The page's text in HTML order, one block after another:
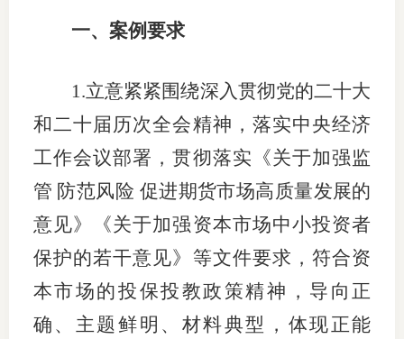
培训学
上市品
研究与
一、案例要求
1.立意紧紧围绕深入贯彻党的二十大
和二十届历次全会精神，落实中央经济
工作会议部署，贯彻落实《关于加强监
管 防范风险 促进期货市场高质量发展的
意见》
《关于加强资本市场中小投资者
保护的若干意见》等文件要求，符合资
本市场的投保投教政策精神，导向正
确、主题鲜明、材料典型，体现正能